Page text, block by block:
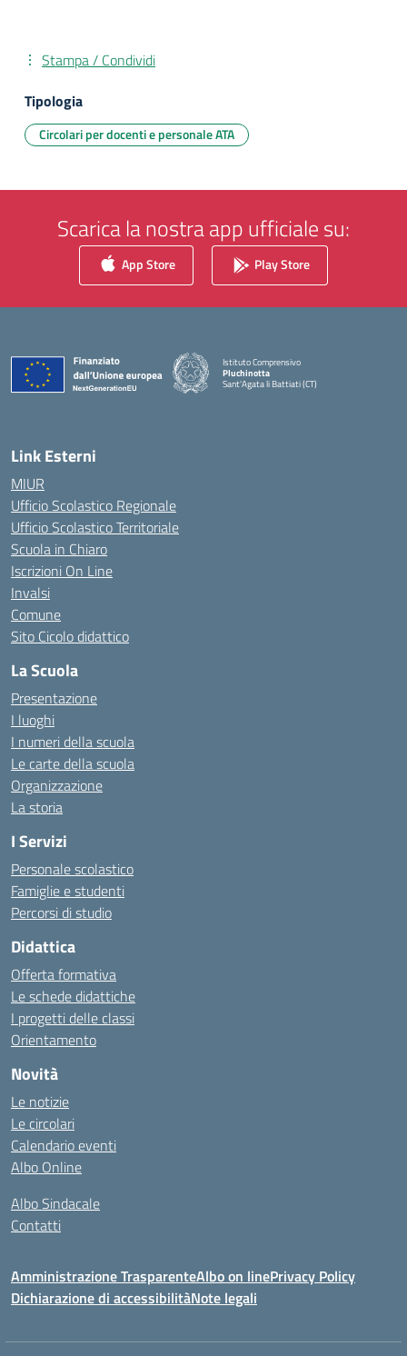
Stampa / Condividi
Tipologia
Circolari per docenti e personale ATA
Scarica la nostra app ufficiale su:
App Store Play Store
Istituto Comprensivo
Pluchinotta
Sant'Agata li Battiati (CT)
— Visita la pagina iniziale della scuola
Link Esterni
MIUR
Ufficio Scolastico Regionale
Ufficio Scolastico Territoriale
Scuola in Chiaro
Iscrizioni On Line
Invalsi
Comune
Sito Cicolo didattico
La Scuola
Presentazione
I luoghi
I numeri della scuola
Le carte della scuola
Organizzazione
La storia
I Servizi
Personale scolastico
Famiglie e studenti
Percorsi di studio
Didattica
Offerta formativa
Le schede didattiche
I progetti delle classi
Orientamento
Novità
Le notizie
Le circolari
Calendario eventi
Albo Online
Albo Sindacale
Contatti
Amministrazione TrasparenteAlbo on linePrivacy Policy
Dichiarazione di accessibilitàNote legali